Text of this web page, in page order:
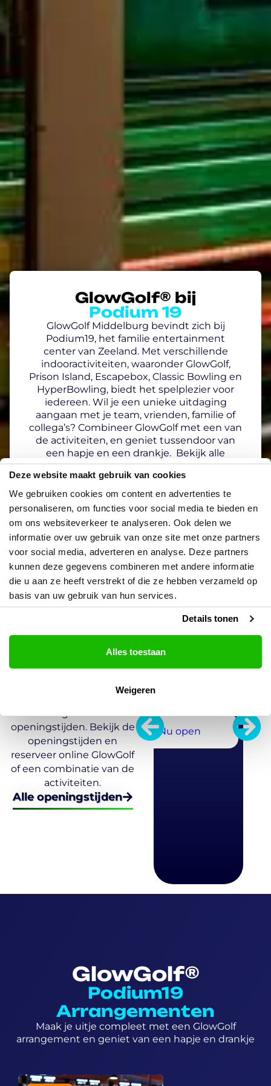
Deze website maakt gebruik van cookies
We gebruiken cookies om content en advertenties te
personaliseren, om functies voor social media te bieden en
om ons websiteverkeer te analyseren. Ook delen we
informatie over uw gebruik van onze site met onze partners
voor social media, adverteren en analyse. Deze partners
kunnen deze gegevens combineren met andere informatie
die u aan ze heeft verstrekt of die ze hebben verzameld op
basis van uw gebruik van hun services.
Details tonen
Alles toestaan
Weigeren
GlowGolf® bij
Podium 19
GlowGolf Middelburg bevindt zich bij
Podium19, het familie entertainment
center van Zeeland. Met verschillende
indooractiviteiten, waaronder GlowGolf,
Prison Island, Escapebox, Classic Bowling en
HyperBowling, biedt het spelplezier voor
iedereen. Wil je een unieke uitdaging
aangaan met je team, vrienden, familie of
collega’s? Combineer GlowGolf met een van
de activiteiten, en geniet tussendoor van
een hapje en een drankje. Bekijk alle
combideals.
Openingstijden
GlowGolf
Middelburg
GlowGolf bevindt zich bij
Podium19 in Middelburg
en is dagelijks geopend
vakanties gelden andere
openingstijden. Bekijk de
openingstijden en
reserveer online GlowGolf
of een combinatie van de
activiteiten.
Alle openingstijden
Vandaag
21 mrt
10.00 - 00.00
Nu open
GlowGolf®
Podium19
Arrangementen
Maak je uitje compleet met een GlowGolf
arrangement en geniet van een hapje en drankje